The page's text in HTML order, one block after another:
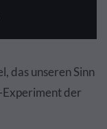
das unseren Sinn
der